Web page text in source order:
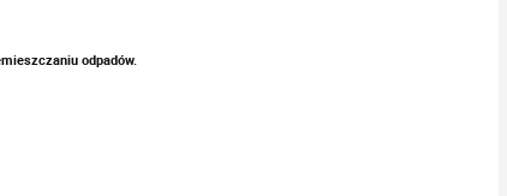
odpadów.